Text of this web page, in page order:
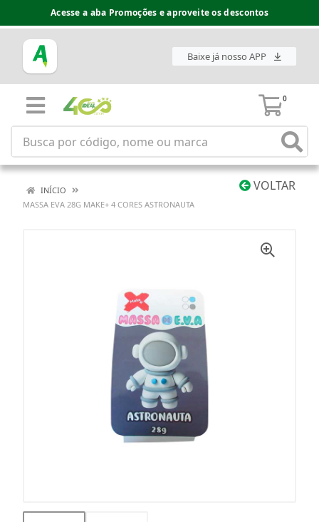
Acesse a aba Promoções e aproveite os descontos
Baixe já nosso APP
0
VOLTAR
INÍCIO
MASSA EVA 28G MAKE+ 4 CORES ASTRONAUTA